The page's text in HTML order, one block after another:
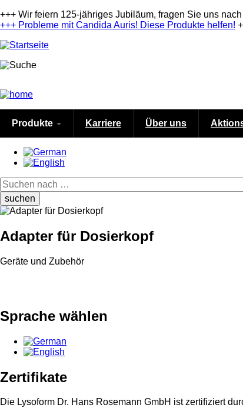
Direkt
zum
+++ Wir feiern 125-jähriges Jubiläum, fragen Sie uns
+++ Probleme mit Candida Auris! Diese Produkte helfen!
Produkte Karriere Über uns
Suche
Adapter für Dosierkopf
Geräte und Zubehör
Sprache wählen
Zertifikate
Die Lysoform Dr. Hans Rosemann GmbH ist zertifiziert